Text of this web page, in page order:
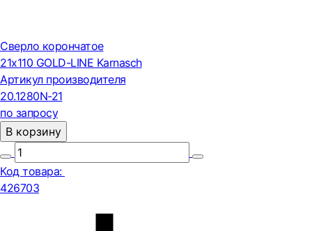
Сверло корончатое
21х110 GOLD-LINE Karnasch
Артикул производителя
20.1280N-21
по запросу
В корзину
Код товара:
426703